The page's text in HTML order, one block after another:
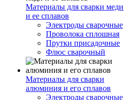
Материалы для сварки меди
и ее сплавов
Электроды сварочные
Проволока сплошная
Прутки присадочные
Флюс сварочный
Материалы для сварки
алюминия и его сплавов
Электроды сварочные